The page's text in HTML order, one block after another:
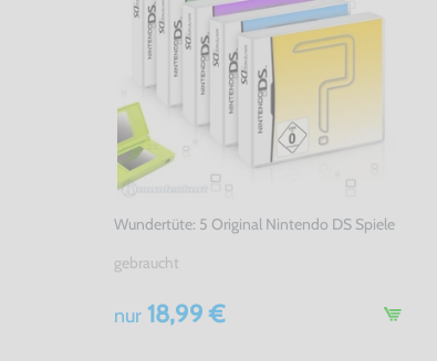
Wundertüte: 5 Original Nintendo DS Spiele
gebraucht
nur 18,99 €